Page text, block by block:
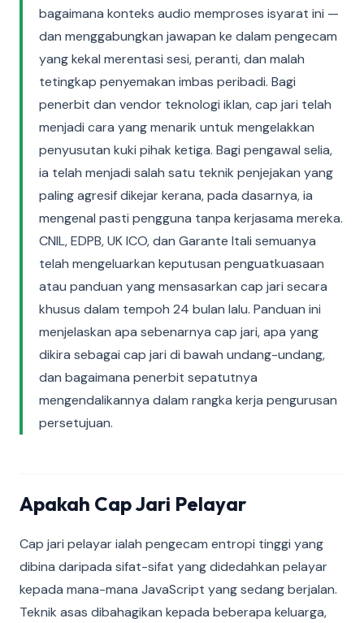
bagaimana konteks audio memproses isyarat ini —
dan menggabungkan jawapan ke dalam pengecam
yang kekal merentasi sesi, peranti, dan malah
tetingkap penyemakan imbas peribadi. Bagi
penerbit dan vendor teknologi iklan, cap jari telah
menjadi cara yang menarik untuk mengelakkan
penyusutan kuki pihak ketiga. Bagi pengawal selia,
ia telah menjadi salah satu teknik penjejakan yang
paling agresif dikejar kerana, pada dasarnya, ia
mengenal pasti pengguna tanpa kerjasama mereka.
CNIL, EDPB, UK ICO, dan Garante Itali semuanya
telah mengeluarkan keputusan penguatkuasaan
atau panduan yang mensasarkan cap jari secara
khusus dalam tempoh 24 bulan lalu. Panduan ini
menjelaskan apa sebenarnya cap jari, apa yang
dikira sebagai cap jari di bawah undang-undang,
dan bagaimana penerbit sepatutnya
mengendalikannya dalam rangka kerja pengurusan
persetujuan.
Apakah Cap Jari Pelayar
Cap jari pelayar ialah pengecam entropi tinggi yang
dibina daripada sifat-sifat yang didedahkan pelayar
kepada mana-mana JavaScript yang sedang berjalan.
Teknik asas dibahagikan kepada beberapa keluarga,